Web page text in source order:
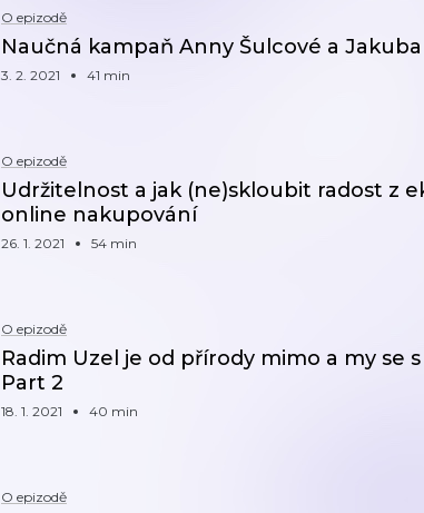
O epizodě
Naučná kampaň Anny Šulcové a
3. 2. 2021 41 min
O epizodě
Udržitelnost a jak (ne)skloubit radost z
online nakupování
26. 1. 2021 54 min
O epizodě
Radim Uzel je od přírody mimo a my se
Part 2
18. 1. 2021 40 min
O epizodě